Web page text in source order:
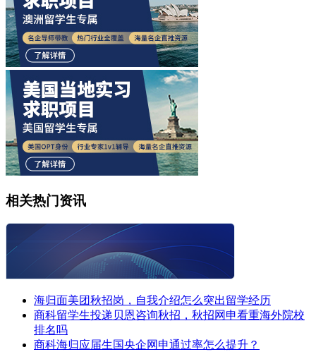
相关热门资讯
海归面美团秋招岗，自我介绍怎么突出留学经历
商科留学生投递贝恩咨询秋招，秋招网申看重海外院校
排名吗
商科海归应届生国央企网申通过率怎么提升？